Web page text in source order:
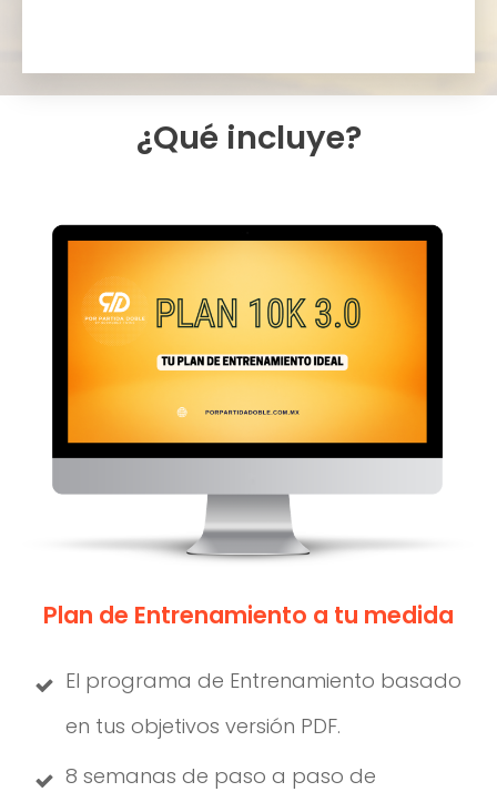
¿Qué incluye?
Plan de Entrenamiento a tu medida
El programa de Entrenamiento basado
en tus objetivos versión PDF.
8 semanas de paso a paso de